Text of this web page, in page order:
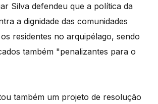
Silva defendeu que a política da
a dignidade das comunidades
residentes no arquipélago, sendo
também "penalizantes para o
também um projeto de resolução